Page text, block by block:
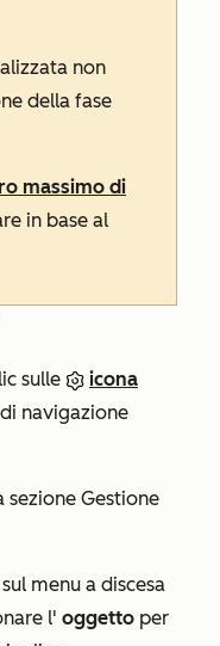
non
della fase
massimo di
in base al
sulle
icona
navigazione
sezione Gestione
menu a discesa
l' oggetto per